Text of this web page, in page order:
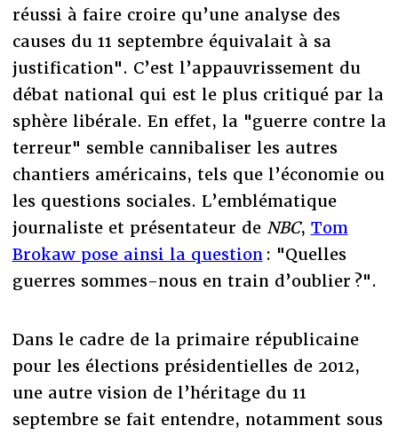
réussi à faire croire qu’une analyse des
causes du 11 septembre équivalait à sa
justification". C’est l’appauvrissement du
débat national qui est le plus critiqué par la
sphère libérale. En effet, la "guerre contre la
terreur" semble cannibaliser les autres
chantiers américains, tels que l’économie ou
les questions sociales. L’emblématique
journaliste et présentateur de NBC, Tom
Brokaw pose ainsi la question : "Quelles
guerres sommes-nous en train d’oublier ?".
Dans le cadre de la primaire républicaine
pour les élections présidentielles de 2012,
une autre vision de l’héritage du 11
septembre se fait entendre, notamment sous